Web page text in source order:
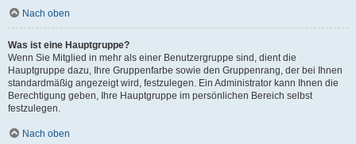
Nach oben
Was ist eine Hauptgruppe?
Wenn Sie Mitglied in mehr als einer Benutzergruppe sind, dient die
Hauptgruppe dazu, Ihre Gruppenfarbe sowie den Gruppenrang, der bei Ihnen
standardmäßig angezeigt wird, festzulegen. Ein Administrator kann Ihnen die
Berechtigung geben, Ihre Hauptgruppe im persönlichen Bereich selbst
festzulegen.
Nach oben